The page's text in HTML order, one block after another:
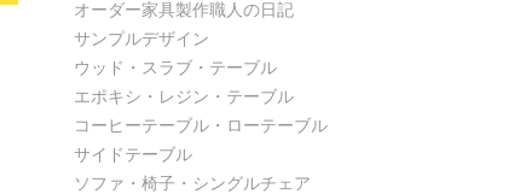
オーダー家具製作職人の日記
サンプルデザイン
ウッド・スラブ・テーブル
エポキシ・レジン・テーブル
コーヒーテーブル・ローテーブル
サイドテーブル
ソファ・椅子・シングルチェア